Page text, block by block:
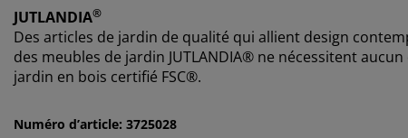
JUTLANDIA®
Des articles de jardin de qualité qui allient design
des meubles de jardin JUTLANDIA® ne nécessitent
jardin en bois certifié FSC®.
Numéro d’article: 3725028